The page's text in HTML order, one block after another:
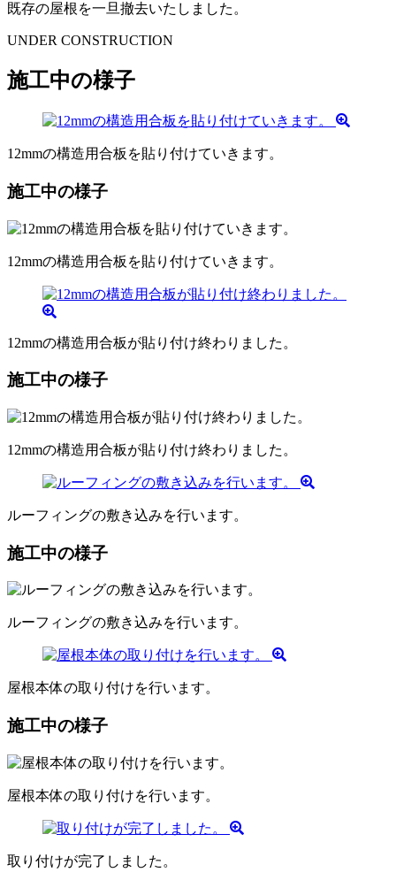
既存の屋根を一旦撤去いたしました。
UNDER CONSTRUCTION
施工中の様子
12mmの構造用合板を貼り付けていきます。
施工中の様子
12mmの構造用合板を貼り付けていきます。
12mmの構造用合板が貼り付け終わりました。
施工中の様子
12mmの構造用合板が貼り付け終わりました。
ルーフィングの敷き込みを行います。
施工中の様子
ルーフィングの敷き込みを行います。
屋根本体の取り付けを行います。
施工中の様子
屋根本体の取り付けを行います。
取り付けが完了しました。